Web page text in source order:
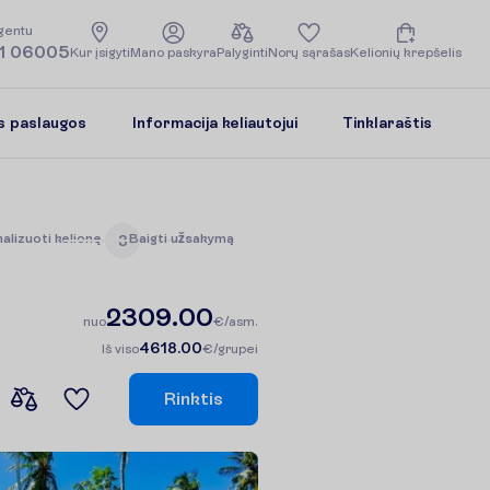
entu
06005Kur įsigytiMano paskyraPalygintiNorų sąrašasKelionių krepšelis
paslaugos Informacija keliautojui Tinklaraštis
alizuoti kelionę 3Baigti užsakymą
nuo2309.00€/asm.
Iš viso4618.00€/grupei
Rinktis